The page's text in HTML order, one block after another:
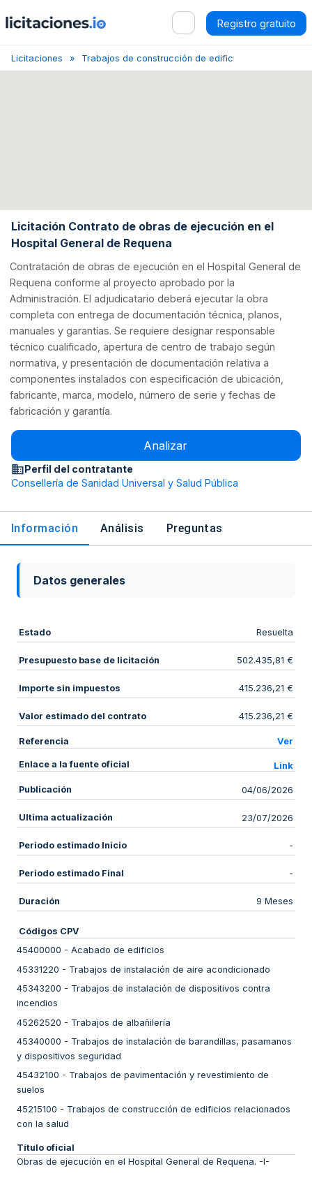
Registro gratuito
Licitaciones Trabajos de construcción de edificios relacionados
Licitación Contrato de obras de ejecución en el
Hospital General de Requena
Contratación de obras de ejecución en el Hospital General de
Requena conforme al proyecto aprobado por la
Administración. El adjudicatario deberá ejecutar la obra
completa con entrega de documentación técnica, planos,
manuales y garantías. Se requiere designar responsable
técnico cualificado, apertura de centro de trabajo según
normativa, y presentación de documentación relativa a
componentes instalados con especificación de ubicación,
fabricante, marca, modelo, número de serie y fechas de
fabricación y garantía.
Analizar
Perfil del contratante
Consellería de Sanidad Universal y Salud Pública
Información Análisis Preguntas
Datos generales
Estado Resuelta
Presupuesto base de licitación 502.435,81 €
Importe sin impuestos 415.236,21 €
Valor estimado del contrato 415.236,21 €
Referencia Ver
Enlace a la fuente oficial Link
Publicación 04/06/2026
Ultima actualización 23/07/2026
Periodo estimado Inicio -
Periodo estimado Final -
Duración 9 Meses
Códigos CPV
45400000 - Acabado de edificios
45331220 - Trabajos de instalación de aire acondicionado
45343200 - Trabajos de instalación de dispositivos contra
incendios
45262520 - Trabajos de albañilería
45340000 - Trabajos de instalación de barandillas, pasamanos
y dispositivos seguridad
45432100 - Trabajos de pavimentación y revestimiento de
suelos
45215100 - Trabajos de construcción de edificios relacionados
con la salud
Título oficial
Obras de ejecución en el Hospital General de Requena. -I-